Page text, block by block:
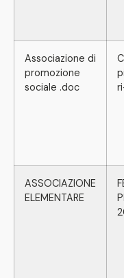
Associazione di
promozione
sociale .doc
ASSOCIAZIONE
ELEMENTARE